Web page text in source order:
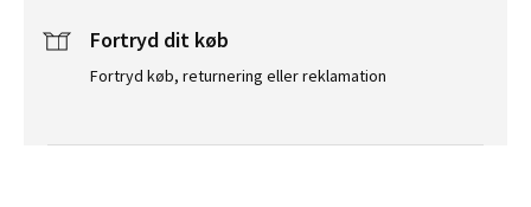
Fortryd dit køb
Fortryd køb, returnering eller reklamation